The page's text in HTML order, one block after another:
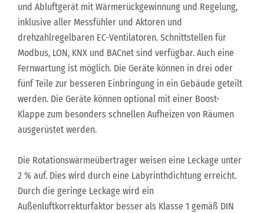
und Abluftgerät mit Wärmerückgewinnung und Regelung,
inklusive aller Messfühler und Aktoren und
drehzahlregelbaren EC-Ventilatoren. Schnittstellen für
Modbus, LON, KNX und BACnet sind verfügbar. Auch eine
Fernwartung ist möglich. Die Geräte können in drei oder
fünf Teile zur besseren Einbringung in ein Gebäude geteilt
werden. Die Geräte können optional mit einer Boost-
Klappe zum besonders schnellen Aufheizen von Räumen
ausgerüstet werden.
Die Rotationswärmeübertrager weisen eine Leckage unter
2 % auf. Dies wird durch eine Labyrinthdichtung erreicht.
Durch die geringe Leckage wird ein
Außenluftkorrekturfaktor besser als Klasse 1 gemäß DIN